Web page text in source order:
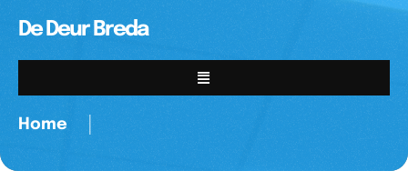
De Deur Breda
Home